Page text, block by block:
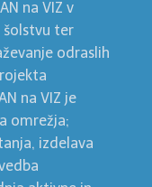
na VIZ v
šolstvu ter
odraslih
na VIZ je
omrežja;
izdelava